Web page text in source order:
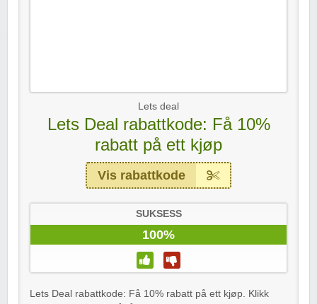
Lets deal
Lets Deal rabattkode: Få 10%
rabatt på ett kjøp
Vis rabattkode
SUKSESS
100%
Lets Deal rabattkode: Få 10% rabatt på ett kjøp. Klikk